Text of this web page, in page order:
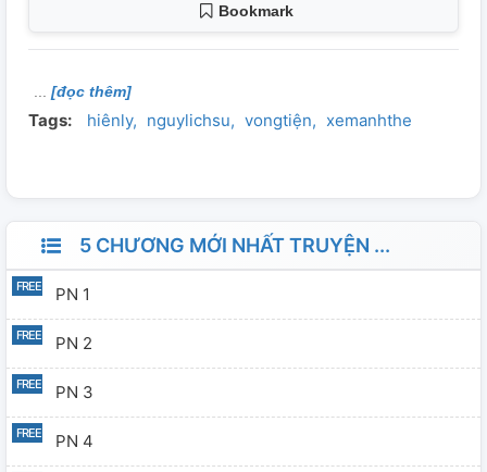
Bookmark
[đọc thêm]
Tags: hiênly nguylichsu vongtiện xemanhthe
5 CHƯƠNG MỚI NHẤT TRUYỆN ...
PN 1
PN 2
PN 3
PN 4